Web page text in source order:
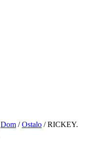
Dom /Ostalo / RICKEY.